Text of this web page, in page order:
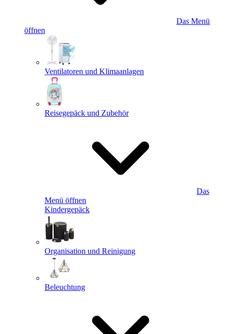
Das Menü
öffnen
Ventilatoren und Klimaanlagen
Reisegepäck und Zubehör
Das
Menü öffnen
Kindergepäck
Organisation und Reinigung
Beleuchtung